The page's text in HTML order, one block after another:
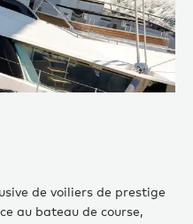
de voiliers de prestige
au bateau de course,